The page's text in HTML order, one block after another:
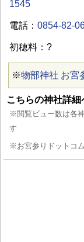
1545
電話： 0854-82-
初穂料：?
※物部神社 お宮
こちらの神社詳
※閲覧ビュー数は各
す
※お宮参りドットコ